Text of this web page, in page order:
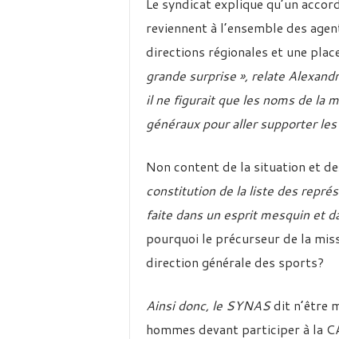
reviennent à l’ensemble des
directions régionales et une
grande surprise », relate
il ne figurait que les noms de la
généraux pour aller supporter
Non content de la situation et
constitution de la liste des
faite dans un esprit mesquin et
pourquoi le précurseur de la
direction générale des sports?
Ainsi donc, le SYNASdit n’être
hommes devant participer à la